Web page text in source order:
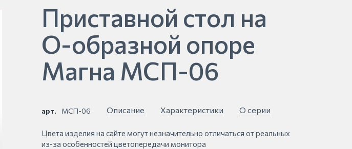
Приставной стол на
О-образной опоре
Магна МСП-06
арт. МСП-06 Описание Характеристики О серии
Цвета изделия на сайте могут незначительно отличаться от реальных
из-за особенностей цветопередачи монитора